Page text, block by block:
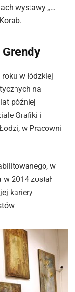
wystawy „…
w łódzkiej
na
później
Grafiki i
w Pracowni
w
w 2014 został
kariery